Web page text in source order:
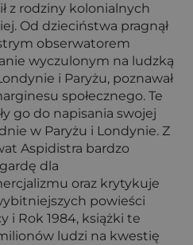
z rodziny kolonialnych
Od dzieciństwa pragnął
obserwatorem
wyczulonym na ludzką
i Paryżu, poznawał
społecznego. Te
go do napisania swojej
w Paryżu i Londynie. Z
Aspidistra bardzo
dla
oraz krytykuje
powieści
i Rok 1984, książki te
ludzi na kwestię